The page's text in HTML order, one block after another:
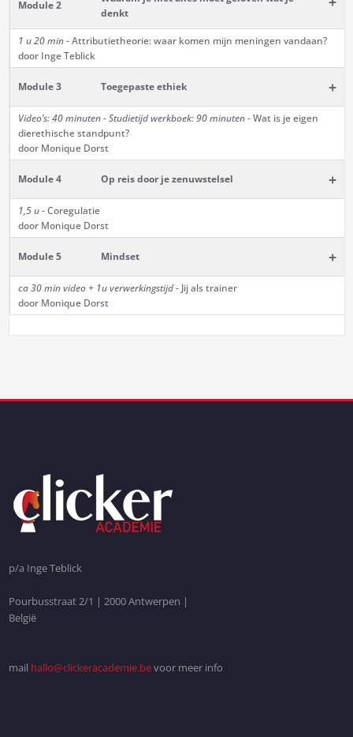
Module 2
denkt
1 u 20 min- Attributietheorie: waar komen mijn meningen vandaan?
door Inge Teblick
Module 3 Toegepaste ethiek +
Video’s: 40 minuten - Studietijd werkboek: 90 minuten- Wat is je eigen
dierethische standpunt?
door Monique Dorst
Module 4 Op reis door je zenuwstelsel +
1,5 u -Coregulatie
door Monique Dorst
Module 5 Mindset +
ca 30 min video + 1u verwerkingstijd- Jij als trainer
door Monique Dorst
p/a Inge Teblick
Pourbusstraat 2/1 | 2000 Antwerpen |
België
mail hallo@clickeracademie.bevoor meer info